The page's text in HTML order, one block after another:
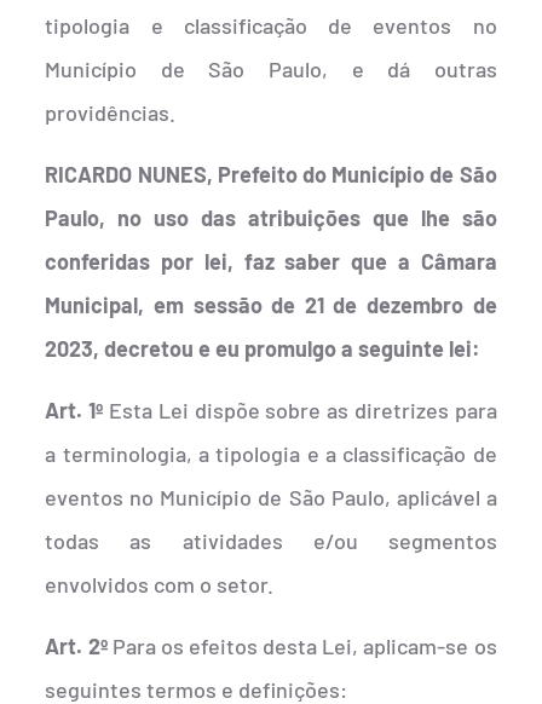
tipologia e classificação de eventos no
Município de São Paulo, e dá outras
providências.
RICARDO NUNES, Prefeito do Município de São
Paulo, no uso das atribuições que lhe são
conferidas por lei, faz saber que a Câmara
Municipal, em sessão de 21 de dezembro de
2023, decretou e eu promulgo a seguinte lei:
Art. 1º Esta Lei dispõe sobre as diretrizes para
a terminologia, a tipologia e a classificação de
eventos no Município de São Paulo, aplicável a
todas as atividades e/ou segmentos
envolvidos com o setor.
Art. 2ºPara os efeitos desta Lei, aplicam-se os
seguintes termos e definições: